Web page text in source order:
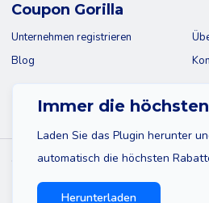
Immer die
Laden Sie das Plugin herunter
automatisch die höchsten
Herunterladen
Coupon Gorilla
Unternehmen registrieren
Blog
© 2026 Coupon Gorilla
Sitemap
Haftungsausschluss